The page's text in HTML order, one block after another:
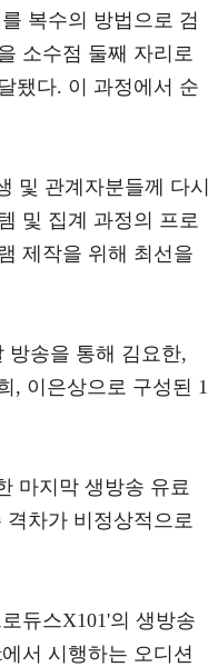
복수의 방법으로 검
소수점 둘째 자리로
됐다. 이 과정에서 순
및 관계자분들께 다시
및 집계 과정의 프로
제작을 위해 최선을
방송을 통해 김요한,
, 이은상으로 구성된 1
마지막 생방송 유료
차가 비정상적으로
듀스X101'의 생방송
서 시행하는 오디션